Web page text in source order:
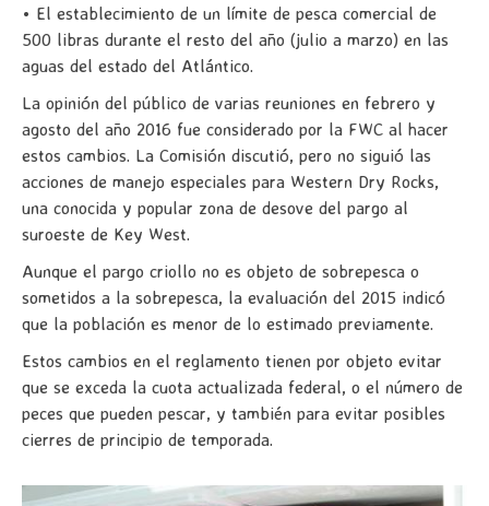
• El establecimiento de un límite de pesca comercial de
500 libras durante el resto del año (julio a marzo) en las
aguas del estado del Atlántico.
La opinión del público de varias reuniones en febrero y
agosto del año 2016 fue considerado por la FWC al hacer
estos cambios. La Comisión discutió, pero no siguió las
acciones de manejo especiales para Western Dry Rocks,
una conocida y popular zona de desove del pargo al
suroeste de Key West.
Aunque el pargo criollo no es objeto de sobrepesca o
sometidos a la sobrepesca, la evaluación del 2015 indicó
que la población es menor de lo estimado previamente.
Estos cambios en el reglamento tienen por objeto evitar
que se exceda la cuota actualizada federal, o el número de
peces que pueden pescar, y también para evitar posibles
cierres de principio de temporada.